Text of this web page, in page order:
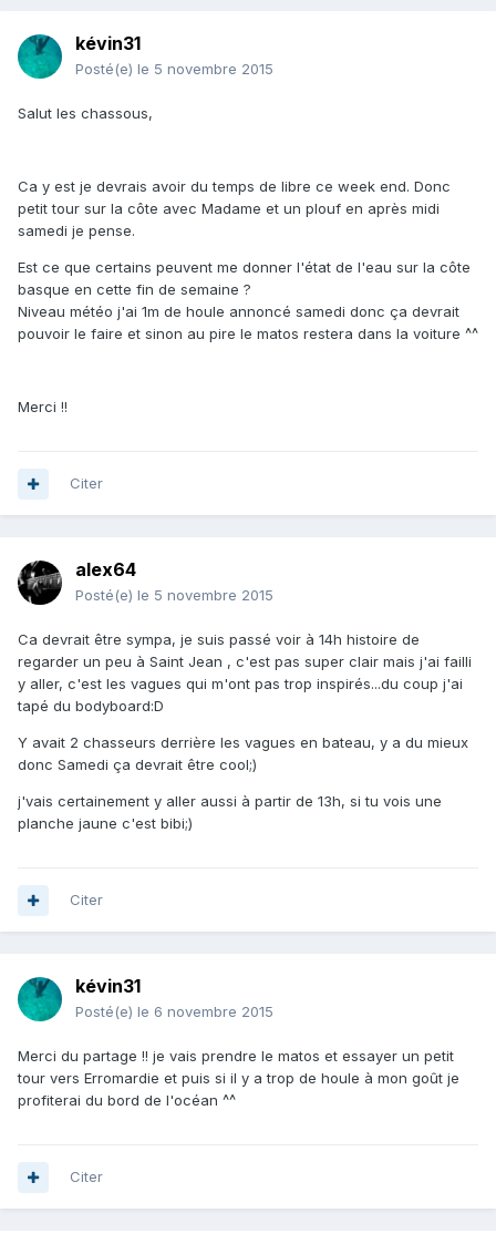
kévin31
Posté(e) le 5 novembre 2015
Salut les chassous,
Ca y est je devrais avoir du temps de libre ce week end. Donc
petit tour sur la côte avec Madame et un plouf en après midi
samedi je pense.
Est ce que certains peuvent me donner l'état de l'eau sur la côte
basque en cette fin de semaine ?
Niveau météo j'ai 1m de houle annoncé samedi donc ça devrait
pouvoir le faire et sinon au pire le matos restera dans la voiture ^^
Merci !!
Citer
alex64
Posté(e) le 5 novembre 2015
Ca devrait être sympa, je suis passé voir à 14h histoire de
regarder un peu à Saint Jean , c'est pas super clair mais j'ai failli
y aller, c'est les vagues qui m'ont pas trop inspirés...du coup j'ai
tapé du bodyboard:D
Y avait 2 chasseurs derrière les vagues en bateau, y a du mieux
donc Samedi ça devrait être cool;)
j'vais certainement y aller aussi à partir de 13h, si tu vois une
planche jaune c'est bibi;)
Citer
kévin31
Posté(e) le 6 novembre 2015
Merci du partage !! je vais prendre le matos et essayer un petit
tour vers Erromardie et puis si il y a trop de houle à mon goût je
profiterai du bord de l'océan ^^
Citer